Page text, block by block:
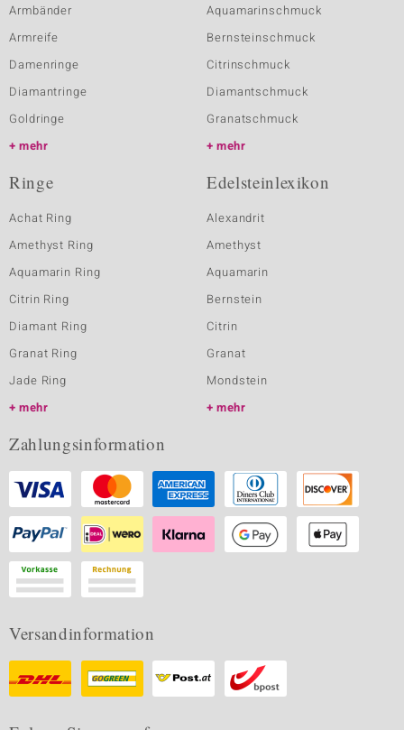
Armbänder
Armreife
Damenringe
Diamantringe
Goldringe
mehr
Aquamarinschmuck
Bernsteinschmuck
Citrinschmuck
Diamantschmuck
Granatschmuck
mehr
Ringe
Achat Ring
Amethyst Ring
Aquamarin Ring
Citrin Ring
Diamant Ring
Granat Ring
Jade Ring
mehr
Edelsteinlexikon
Alexandrit
Amethyst
Aquamarin
Bernstein
Citrin
Granat
Mondstein
mehr
Zahlungsinformation
Versandinformation